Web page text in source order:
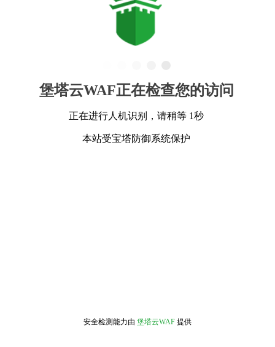
堡塔云WAF正在检查您的访问
正在进行人机识别，请稍等 1秒
本站受宝塔防御系统保护
安全检测能力由 堡塔云WAF 提供